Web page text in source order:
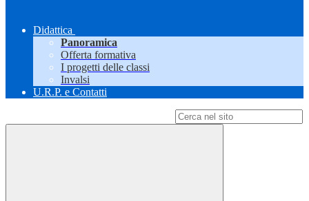
Didattica
Panoramica
Offerta formativa
I progetti delle classi
Invalsi
U.R.P. e Contatti